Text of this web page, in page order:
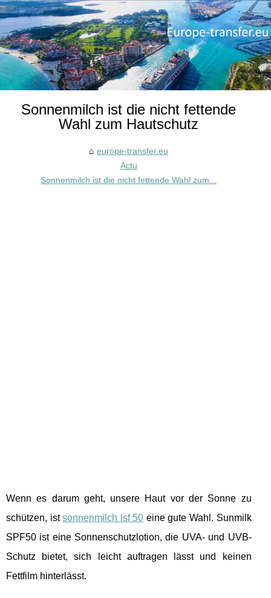
Sonnenmilch ist die nicht fettende
Wahl zum Hautschutz
europe-transfer.eu
Actu
Sonnenmilch ist die nicht fettende Wahl zum...
Wenn es darum geht, unsere Haut vor der Sonne zu
schützen, istsonnenmilch lsf 50 eine gute Wahl. Sunmilk
SPF50 ist eine Sonnenschutzlotion, die UVA- und UVB-
Schutz bietet, sich leicht auftragen lässt und keinen
Fettfilm hinterlässt.